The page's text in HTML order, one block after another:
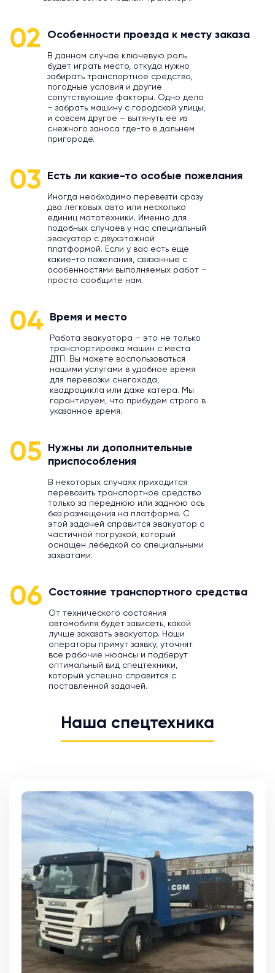
02 Особенности проезда к месту заказа
В данном случае ключевую роль
будет играть место, откуда нужно
забирать транспортное средство,
погодные условия и другие
сопутствующие факторы. Одно дело
– забрать машину с городской улицы,
и совсем другое – вытянуть ее из
снежного заноса где-то в дальнем
пригороде.
03 Есть ли какие-то особые пожелания
Иногда необходимо перевезти сразу
два легковых авто или несколько
единиц мототехники. Именно для
подобных случаев у нас специальный
эвакуатор с двухэтажной
платформой. Если у вас есть еще
какие-то пожелания, связанные с
особенностями выполняемых работ –
просто сообщите нам.
04 Время и место
Работа эвакуатора – это не только
транспортировка машин с места
ДТП. Вы можете воспользоваться
нашими услугами в удобное время
для перевозки снегохода,
квадроцикла или даже катера. Мы
гарантируем, что прибудем строго в
указанное время.
05
Нужны ли дополнительные
приспособления
В некоторых случаях приходится
перевозить транспортное средство
только за переднюю или заднюю ось
без размещения на платформе. С
этой задачей справится эвакуатор с
частичной погрузкой, который
оснащен лебедкой со специальными
захватами.
06 Состояние транспортного средства
От технического состояния
автомобиля будет зависеть, какой
лучше заказать эвакуатор. Наши
операторы примут заявку, уточнят
все рабочие нюансы и подберут
оптимальный вид спецтехники,
который успешно справится с
поставленной задачей.
Наша спецтехника